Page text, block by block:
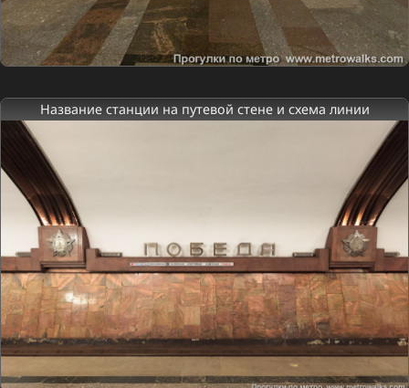
Название станции на путевой стене и схема линии